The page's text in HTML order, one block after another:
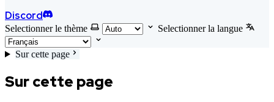
Discord
Selectionner le thème Selectionner la langue
Sur cette page
Sur cette page